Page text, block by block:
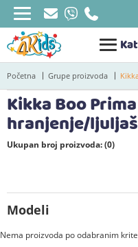
Početna Grupe proizvoda
Kikka Boo
hranjenje/
Ukupan broj proizvoda: (0)
Modeli
Nema proizvoda po odabranim